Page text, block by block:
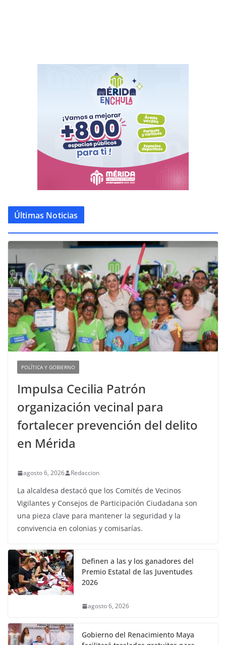
Últimas Noticias
POLÍTICA Y GOBIERNO
Impulsa Cecilia Patrón
organización vecinal para
fortalecer prevención del delito
en Mérida
agosto 6, 2026 Redaccion
La alcaldesa destacó que los Comités de Vecinos
Vigilantes y Consejos de Participación Ciudadana son
una pieza clave para mantener la seguridad y la
convivencia en colonias y comisarías.
Definen a las y los ganadores del
Premio Estatal de las Juventudes
2026
agosto 6, 2026
Gobierno del Renacimiento Maya